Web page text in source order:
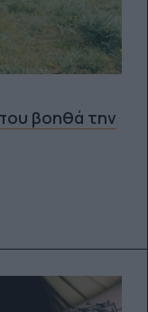
βοηθά την